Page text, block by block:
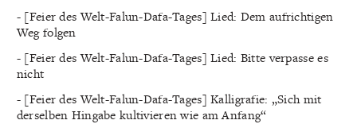
- [Feier des Welt-Falun-Dafa-Tages] Lied: Dem aufrichtigen
Weg folgen
- [Feier des Welt-Falun-Dafa-Tages] Lied: Bitte verpasse es
nicht
- [Feier des Welt-Falun-Dafa-Tages] Kalligrafie: „Sich mit
derselben Hingabe kultivieren wie am Anfang“